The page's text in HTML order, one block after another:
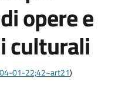
opere e
culturali
01-22;42~art21)